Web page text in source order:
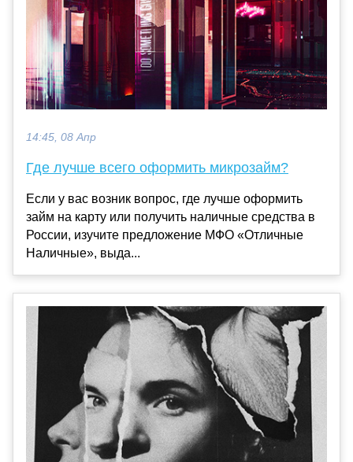
14:45, 08 Апр
Где лучше всего оформить микрозайм?
Если у вас возник вопрос, где лучше оформить
займ на карту или получить наличные средства в
России, изучите предложение МФО «Отличные
Наличные», выда...